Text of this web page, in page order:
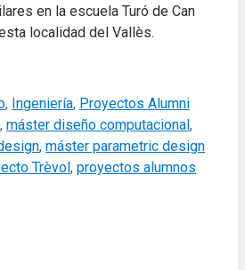
en la escuela Turó de Can
localidad del Vallès.
, Ingeniería, Proyectos AlumniTags
, máster diseño computacional ,
, máster parametric design
Trèvol , proyectos alumnos